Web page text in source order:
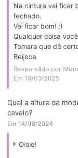
Na cintura vai ficar
fechado.
Vai ficar bom! ;)
Qualquer coisa
Tomara que dê
Beijoca
Respondido por
Em 10/03/2025
Qual a altura da
cavalo?
Em 14/08/2024
Oioie!